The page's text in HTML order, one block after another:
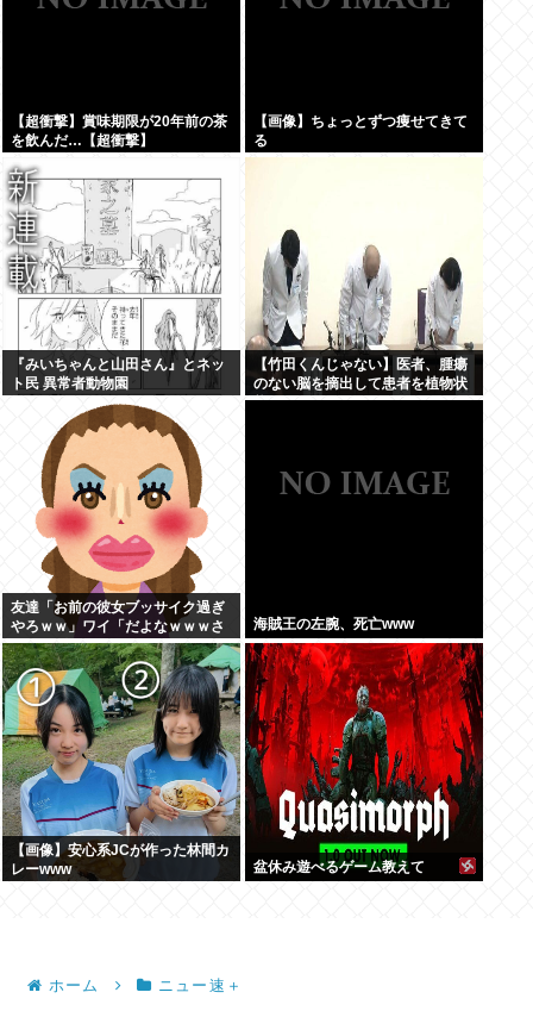
【超衝撃】賞味期限が20年前の茶
を飲んだ…【超衝撃】
【画像】ちょっとずつ痩せてきて
る
『みいちゃんと山田さん』とネッ
ト民 異常者動物園
【竹田くんじゃない】医者、腫瘍
のない脳を摘出して患者を植物状
態に
友達「お前の彼女ブッサイク過ぎ
やろｗｗ」ワイ「だよなｗｗｗさ
っさと別れたいわｗｗｗ」
海賊王の左腕、死亡www
【画像】安心系JCが作った林間カ
レーwww
盆休み遊べるゲーム教えて
ホーム ニュー速＋